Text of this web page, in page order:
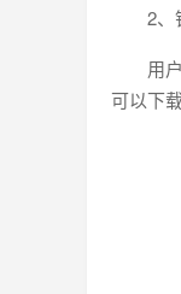
2、
用
可以下